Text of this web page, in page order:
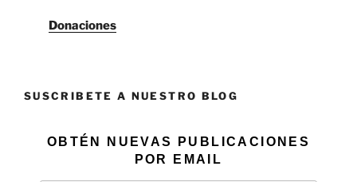
Donaciones
SUSCRIBETE A NUESTRO BLOG
OBTÉN NUEVAS PUBLICACIONES
POR EMAIL